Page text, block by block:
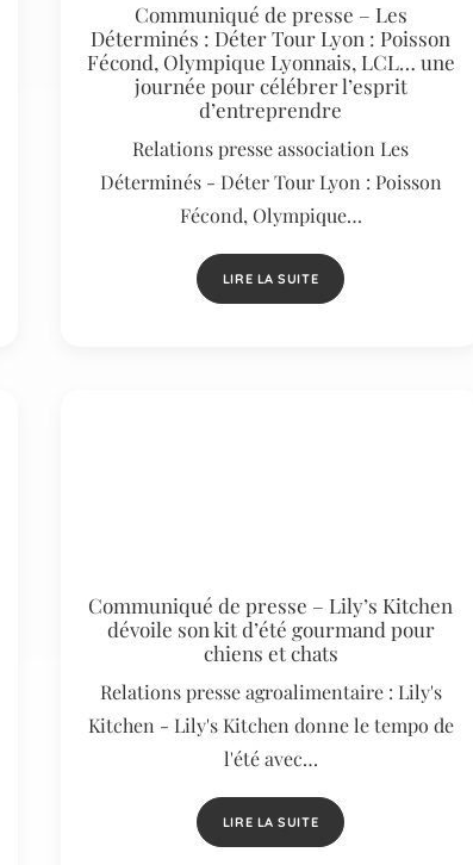
Communiqué de presse – Les
Déterminés : Déter Tour Lyon : Poisson
Fécond, Olympique Lyonnais, LCL… une
journée pour célébrer l’esprit
d’entreprendre
Relations presse association Les
Déterminés - Déter Tour Lyon : Poisson
Fécond, Olympique…
LIRE LA SUITE
Communiqué de presse – Lily’s Kitchen
dévoile son kit d’été gourmand pour
chiens et chats
Relations presse agroalimentaire : Lily's
Kitchen - Lily's Kitchen donne le tempo de
l'été avec…
LIRE LA SUITE